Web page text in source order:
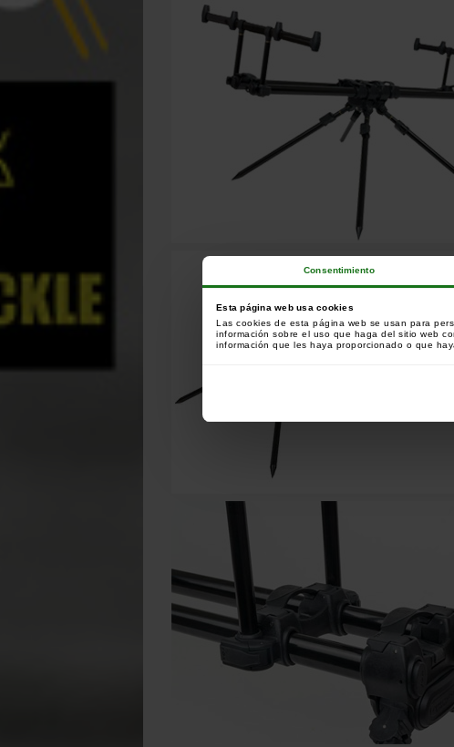
Consentimiento
Esta página web usa cookies
Las cookies de esta página web se usan para
información sobre el uso que haga del sitio web
información que les haya proporcionado o que